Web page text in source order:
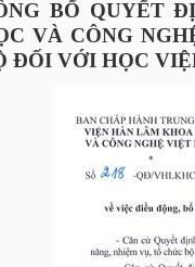
BỐ QUYẾT
VÀ CÔNG
ĐỐI VỚI HỌC